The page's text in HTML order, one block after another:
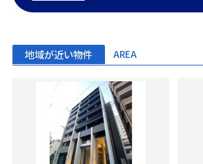
地域が近い物件 AREA